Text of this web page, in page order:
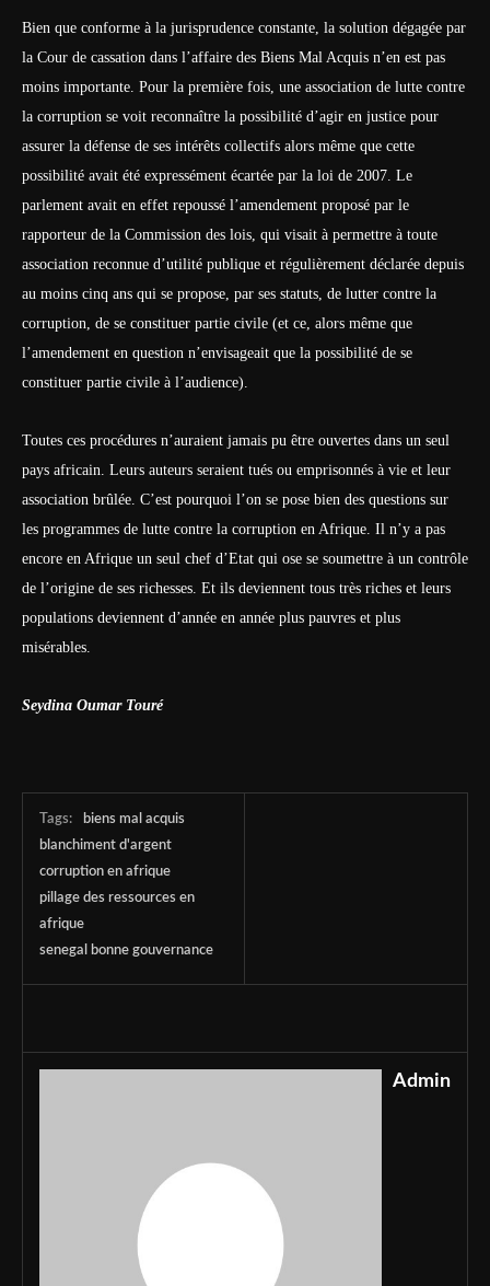
Bien que conforme à la jurisprudence constante, la solution dégagée par
la Cour de cassation dans l’affaire des Biens Mal Acquis n’en est pas
moins importante. Pour la première fois, une association de lutte contre
la corruption se voit reconnaître la possibilité d’agir en justice pour
assurer la défense de ses intérêts collectifs alors même que cette
possibilité avait été expressément écartée par la loi de 2007. Le
parlement avait en effet repoussé l’amendement proposé par le
rapporteur de la Commission des lois, qui visait à permettre à toute
association reconnue d’utilité publique et régulièrement déclarée depuis
au moins cinq ans qui se propose, par ses statuts, de lutter contre la
corruption, de se constituer partie civile (et ce, alors même que
l’amendement en question n’envisageait que la possibilité de se
constituer partie civile à l’audience).
Toutes ces procédures n’auraient jamais pu être ouvertes dans un seul
pays africain. Leurs auteurs seraient tués ou emprisonnés à vie et leur
association brûlée. C’est pourquoi l’on se pose bien des questions sur
les programmes de lutte contre la corruption en Afrique. Il n’y a pas
encore en Afrique un seul chef d’Etat qui ose se soumettre à un contrôle
de l’origine de ses richesses. Et ils deviennent tous très riches et leurs
populations deviennent d’année en année plus pauvres et plus
misérables.
Seydina Oumar Touré
Tags:
biens mal acquis
blanchiment d'argent
corruption en afrique
pillage des ressources en
afrique
senegal bonne gouvernance
Admin